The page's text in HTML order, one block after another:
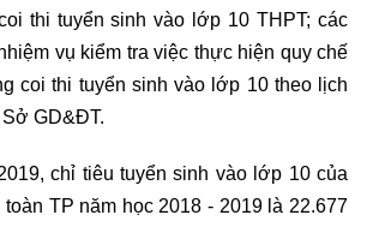
thi tuyển sinh vào lớp 10 THPT; các
vụ kiểm tra việc thực hiện quy chế
coi thi tuyển sinh vào lớp 10 theo lịch
GD&ĐT.
chỉ tiêu tuyển sinh vào lớp 10 của
TP năm học 2018 - 2019 là 22.677